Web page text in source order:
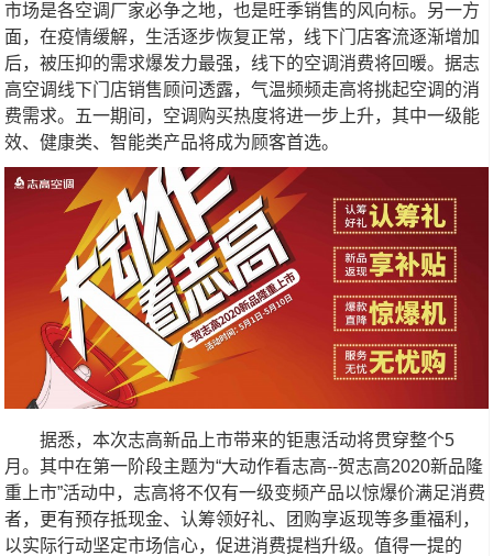
市场是各空调厂家必争之地，也是旺季销售的风向标。另一方
面，在疫情缓解，生活逐步恢复正常，线下门店客流逐渐增加
后，被压抑的需求爆发力最强，线下的空调消费将回暖。据志
高空调线下门店销售顾问 透露，气温频频走高将挑起空调的消
费需求。五一期间，空调购买热度将进一步上升，其中一级能
效、健康类、智能类产品将成为顾客首选。
据悉，本次志高新品上市带来的钜惠活动将贯穿整个5
月。其中在第一阶段主题为“大动作看志高--贺志高2020新品隆
重上市”活动中，志高将不仅有一级变频产品以惊爆价满足消费
者，更有预存抵现金、认筹领好礼、团购享返现等多重福利，
以实际行动坚定市场信心，促进消费提档升级。值得一提的